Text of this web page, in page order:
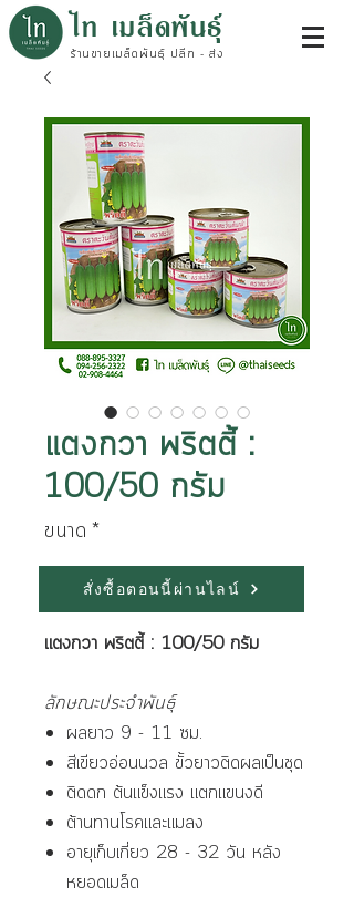
ไท เมล็ดพันธุ์
ร้านขายเมล็ดพันธุ์ ปลีก - ส่ง
แตงกวา พริตตี้ :
100/50 กรัม
ขนาด *
แตงกวา พริตตี้ : 100/50 กรัม
ลักษณะประจำพันธุ์
ผลยาว 9 - 11 ซม.
สีเขียวอ่อนนวล ขั้วยาวติดผลเป็นชุด
ติดดก ต้นแข็งแรง แตกแขนงดี
ต้านทานโรคและแมลง
อายุเก็บเกี่ยว 28 - 32 วัน หลัง
หยอดเมล็ด
สั่งซื้อตอนนี้ผ่านไลน์